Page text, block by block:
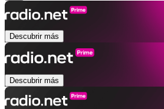
Descubrir más
Descubrir más